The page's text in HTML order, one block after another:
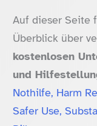
Auf dieser Seite
Überblick über
kostenlosen
und
Nothilfe, Harm
Safer Use,